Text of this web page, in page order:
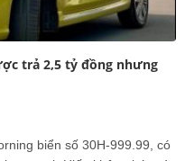
trả 2,5 tỷ đồng nhưng
biển số 30H-999.99, có